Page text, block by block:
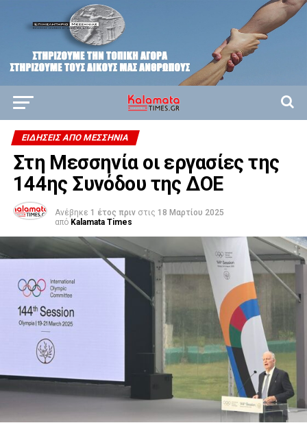
ΕΙΔΉΣΕΙΣ ΑΠΟ ΜΕΣΣΗΝΊΑ
Στη Μεσσηνία οι εργασίες της
144ης Συνόδου της ΔΟΕ
Ανέβηκε 1 έτος πριν στις 18 Μαρτίου 2025
από Kalamata Times